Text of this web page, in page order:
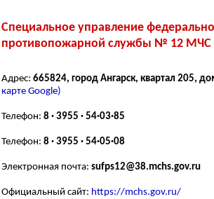
Специальное управление
противопожарной службы № 12 МЧС
Адрес: 665824, город Ангарск, квартал 205,
карте Google)
Телефон: 8 · 3955 · 54·03·85
Телефон: 8 · 3955 · 54·05·08
Электронная почта: sufps12@38.mchs.gov.ru
Официальный сайт: https://mchs.gov.ru/